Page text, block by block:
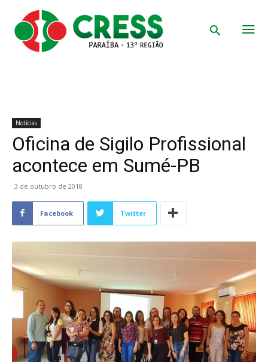
Notícias
Oficina de Sigilo Profissional
acontece em Sumé-PB
3 de outubro de 2018
Facebook Twitter